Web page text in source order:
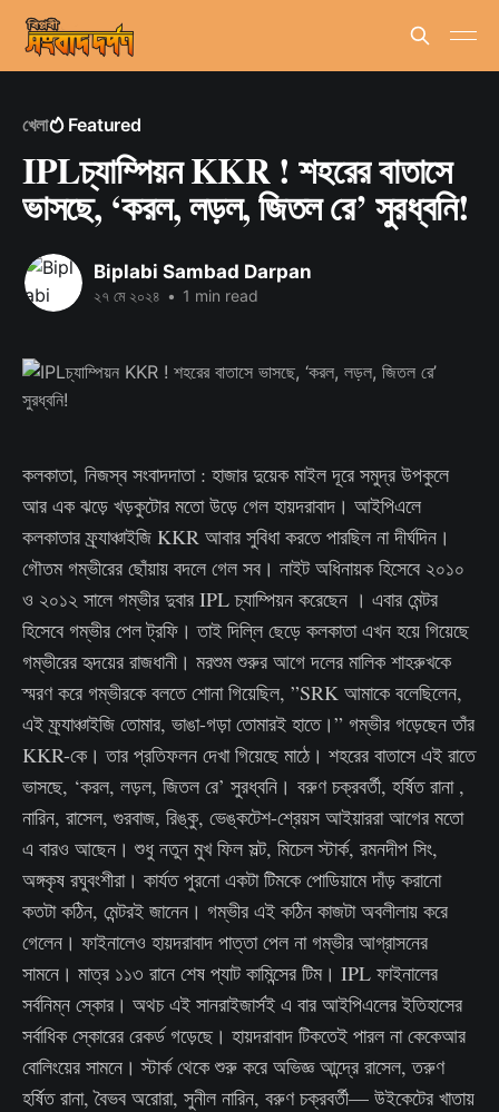
খেলা Featured
IPLচ্যাম্পিয়ন KKR ! শহরের বাতাসে
ভাসছে, ‘করল, লড়ল, জিতল রে’ সুরধ্বনি!
Biplabi Sambad Darpan
২৭ মে ২০২৪ • 1 min read
কলকাতা, নিজস্ব সংবাদদাতা : হাজার দুয়েক মাইল দূরে সমুদ্র উপকুলে
আর এক ঝড়ে খড়কুটোর মতো উড়ে গেল হায়দরাবাদ। আইপিএলে
কলকাতার ফ্র্যাঞ্চাইজি KKR আবার সুবিধা করতে পারছিল না দীর্ঘদিন।
গৌতম গম্ভীরের ছোঁয়ায় বদলে গেল সব। নাইট অধিনায়ক হিসেবে ২০১০
ও ২০১২ সালে গম্ভীর দুবার IPL চ্যাম্পিয়ন করেছেন । এবার মেন্টর
হিসেবে গম্ভীর পেল ট্রফি। তাই দিল্লি ছেড়ে কলকাতা এখন হয়ে গিয়েছে
গম্ভীরের হৃদয়ের রাজধানী। মরশুম শুরুর আগে দলের মালিক শাহরুখকে
স্মরণ করে গম্ভীরকে বলতে শোনা গিয়েছিল, ”SRK আমাকে বলেছিলেন,
এই ফ্র্যাঞ্চাইজি তোমার, ভাঙা-গড়া তোমারই হাতে।” গম্ভীর গড়েছেন তাঁর
KKR-কে। তার প্রতিফলন দেখা গিয়েছে মাঠে। শহরের বাতাসে এই রাতে
ভাসছে, ‘করল, লড়ল, জিতল রে’ সুরধ্বনি। বরুণ চক্রবর্তী, হর্ষিত রানা ,
নারিন, রাসেল, গুরবাজ, রিঙ্কু, ভেঙ্কটেশ-শ্রেয়স আইয়াররা আগের মতো
এ বারও আছেন। শুধু নতুন মুখ ফিল সল্ট, মিচেল স্টার্ক, রমনদীপ সিং,
অঙ্গকৃষ রঘুবংশীরা। কার্যত পুরনো একটা টিমকে পোডিয়ামে দাঁড় করানো
কতটা কঠিন, মেন্টরই জানেন। গম্ভীর এই কঠিন কাজটা অবলীলায় করে
গেলেন। ফাইনালেও হায়দরাবাদ পাত্তা পেল না গম্ভীর আগ্রাসনের
সামনে। মাত্র ১১৩ রানে শেষ প্যাট কামিন্সের টিম। IPL ফাইনালের
সর্বনিম্ন স্কোর। অথচ এই সানরাইজার্সই এ বার আইপিএলের ইতিহাসের
সর্বাধিক স্কোরের রেকর্ড গড়েছে। হায়দরাবাদ টিকতেই পারল না কেকেআর
বোলিংয়ের সামনে। স্টার্ক থেকে শুরু করে অভিজ্ঞ আন্দ্রে রাসেল, তরুণ
হর্ষিত রানা, বৈভব অরোরা, সুনীল নারিন, বরুণ চক্রবর্তী— উইকেটের খাতায়